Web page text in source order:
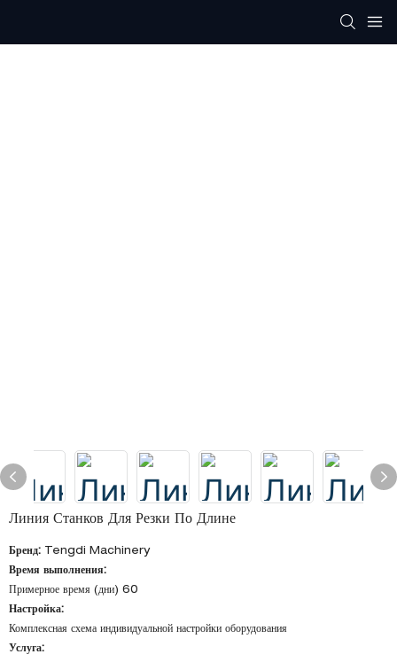
Линия Станков Для Резки По Длине
Бренд: Tengdi Machinery
Время выполнения:
Примерное время (дни) 60
Настройка:
Комплексная схема индивидуальной настройки оборудования
Услуга: